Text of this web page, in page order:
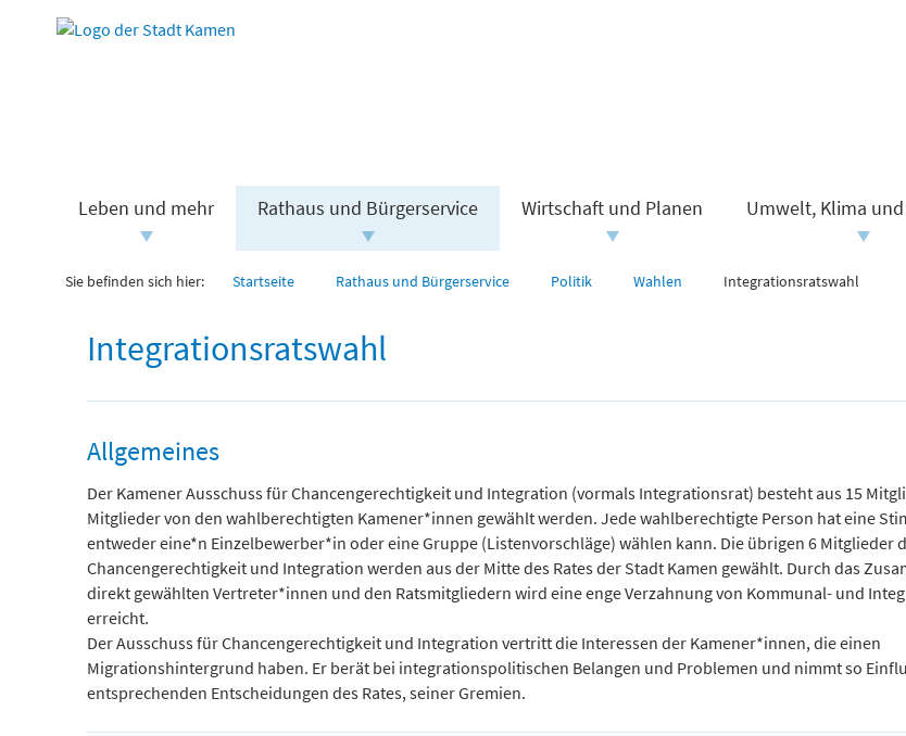
Leben und mehr Rathaus und Bürgerservice Wirtschaft und Planen Umwelt, Klima
Sie befinden sich hier: Startseite Rathaus und Bürgerservice Politik Wahlen Integrationsratswahl
Integrationsratswahl
Allgemeines
Der Kamener Ausschuss für Chancengerechtigkeit und Integration (vormals Integrationsrat) besteht aus 15
Mitglieder von den wahlberechtigten Kamener*innen gewählt werden. Jede wahlberechtigte Person hat eine
entweder eine*n Einzelbewerber*in oder eine Gruppe (Listenvorschläge) wählen kann. Die übrigen 6 Mitglieder
Chancengerechtigkeit und Integration werden aus der Mitte des Rates der Stadt Kamen gewählt. Durch das
direkt gewählten Vertreter*innen und den Ratsmitgliedern wird eine enge Verzahnung von Kommunal- und
erreicht.
Der Ausschuss für Chancengerechtigkeit und Integration vertritt die Interessen der Kamener*innen, die einen
Migrationshintergrund haben. Er berät bei integrationspolitischen Belangen und Problemen und nimmt so
entsprechenden Entscheidungen des Rates, seiner Gremien.